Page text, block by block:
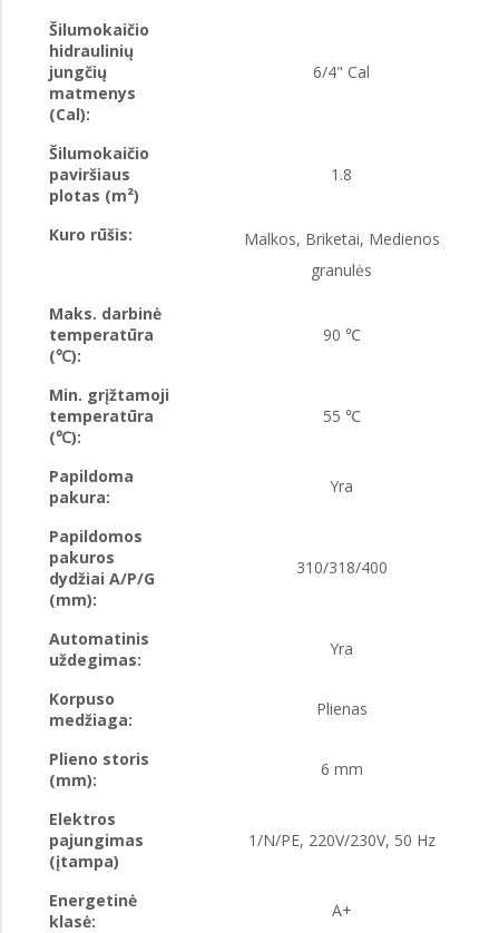
Šilumokaičio
hidraulinių
jungčių
matmenys
(Cal):
6/4" Cal
Šilumokaičio
paviršiaus
plotas (m²)
1.8
Kuro rūšis:
Malkos, Briketai, Medienos
granulės
Maks. darbinė
temperatūra
(℃):
90 ℃
Min. grįžtamoji
temperatūra
(℃):
55 ℃
Papildoma
pakura:
Yra
Papildomos
pakuros
dydžiai A/P/G
(mm):
310/318/400
Automatinis
uždegimas:
Yra
Korpuso
medžiaga:
Plienas
Plieno storis
(mm):
6 mm
Elektros
pajungimas
(įtampa)
1/N/PE, 220V/230V, 50 Hz
Energetinė
klasė:
A+